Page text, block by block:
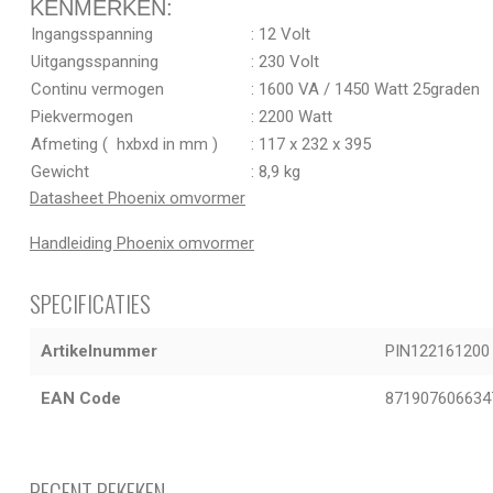
KENMERKEN:
Ingangsspanning
: 12 Volt
Uitgangsspanning
: 230 Volt
Continu vermogen
: 1600 VA / 1450 Watt 25graden
Piekvermogen
: 2200 Watt
Afmeting ( hxbxd in mm )
: 117 x 232 x 395
Gewicht
: 8,9 kg
Datasheet Phoenix omvormer
Handleiding Phoenix omvormer
SPECIFICATIES
Artikelnummer PIN122161200
EAN Code